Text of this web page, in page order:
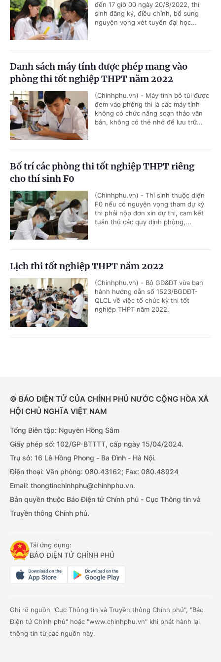
đến 17 giờ 00 ngày 20/8/2022, thí
sinh đăng ký, điều chỉnh, bổ sung
nguyện vọng xét tuyển đại học...
Danh sách máy tính được phép mang vào
phòng thi tốt nghiệp THPT năm 2022
(Chinhphu.vn) - Máy tính bỏ túi được
đem vào phòng thi là các máy tính
không có chức năng soạn thảo văn
bản, không có thẻ nhớ để lưu trữ...
Bố trí các phòng thi tốt nghiệp THPT riêng
cho thí sinh F0
(Chinhphu.vn) - Thí sinh thuộc diện
F0 nếu có nguyện vọng tham dự kỳ
thi phải nộp đơn xin dự thi, cam kết
tuân thủ các quy định phòng,...
Lịch thi tốt nghiệp THPT năm 2022
(Chinhphu.vn) - Bộ GD&ĐT vừa ban
hành hướng dẫn số 1523/BGDĐT-
QLCL về việc tổ chức kỳ thi tốt
nghiệp THPT năm 2022.
© BÁO ĐIỆN TỬ CỦA CHÍNH PHỦ NƯỚC CỘNG HÒA XÃ
HỘI CHỦ NGHĨA VIỆT NAM
Tổng Biên tập: Nguyễn Hồng Sâm
Giấy phép số: 102/GP-BTTTT, cấp ngày 15/04/2024.
Trụ sở: 16 Lê Hồng Phong - Ba Đình - Hà Nội.
Điện thoại: Văn phòng: 080.43162; Fax: 080.48924
Email: thongtinchinhphu@chinhphu.vn.
Bản quyền thuộc Báo Điện tử Chính phủ - Cục Thông tin và
Truyền thông Chính phủ.
Tải ứng dụng:
BÁO ĐIỆN TỬ CHÍNH PHỦ
Ghi rõ nguồn "Cục Thông tin và Truyền thông Chính phủ", "Báo
Điện tử Chính phủ" hoặc "www.chinhphu.vn" khi phát hành lại
thông tin từ các nguồn này.